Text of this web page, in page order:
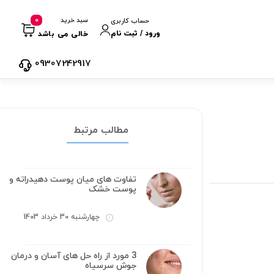
حساب کاربری
ورود / ثبت نام
سبد خرید
خالی می باشد
0
09307242917
مطالب مرتبط
تفاوت های میان پوست دهیدراته و
پوست خشک
چهارشنبه 30 خرداد 1403
3 مورد از راه حل های آسان و درمان
جوش سرسیاه